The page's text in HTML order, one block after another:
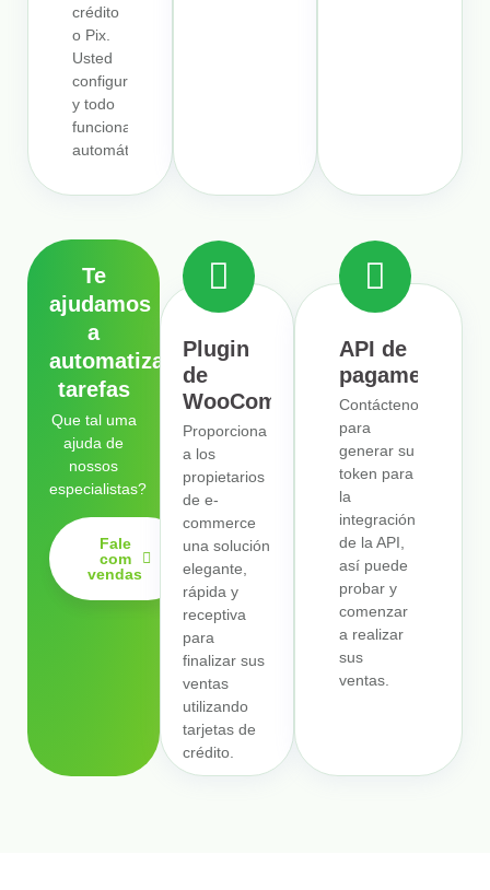
crédito
o Pix.
Usted
configura
y todo
funciona
automáticamente.
Te
ajudamos
a
automatizar
tarefas
Que tal uma
ajuda de
nossos
especialistas?
Fale
com
vendas
Plugin
de
WooCommerce
Proporciona
a los
propietarios
de e-
commerce
una solución
elegante,
rápida y
receptiva
para
finalizar sus
ventas
utilizando
tarjetas de
crédito.
API de
pagamentos
Contáctenos
para
generar su
token para
la
integración
de la API,
así puede
probar y
comenzar
a realizar
sus
ventas.